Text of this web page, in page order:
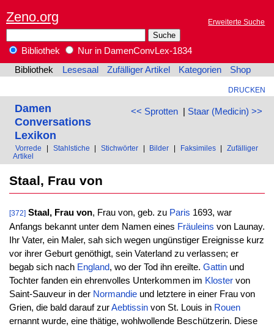
Zeno.org Erweiterte Suche
Bibliothek
Nur in DamenConvLex-1834
Bibliothek
Lesesaal Zufälliger Artikel Kategorien Shop
DRUCKEN
<< Sprotten| Staar (Medicin) >>
Damen
Conversations
Lexikon
Vorrede Stahlstiche Stichwörter Bilder Faksimiles
Zufälliger
Artikel
Staal, Frau von
[372] Staal, Frau von, Frau von, geb. zu Paris 1693, war
Anfangs bekannt unter dem Namen eines Fräuleins von Launay.
Ihr Vater, ein Maler, sah sich wegen ungünstiger Ereignisse kurz
vor ihrer Geburt genöthigt, sein Vaterland zu verlassen; er
begab sich nach England, wo der Tod ihn ereilte. Gattinund
Tochter fanden ein ehrenvolles Unterkommen im Klostervon
Saint-Sauveur in der Normandieund letztere in einer Frau von
Grien, die bald darauf zurAebtissinvon St. Louis in Rouen
ernannt wurde, eine thätige, wohlwollende Beschützerin. Diese